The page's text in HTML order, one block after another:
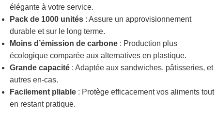
élégante à votre service.
Pack de 1000 unités : Assure un approvisionnement
durable et sur le long terme.
Moins d’émission de carbone : Production plus
écologique comparée aux alternatives en plastique.
Grande capacité : Adaptée aux sandwiches, pâtisseries, et
autres en-cas.
Facilement pliable : Protège efficacement vos aliments tout
en restant pratique.